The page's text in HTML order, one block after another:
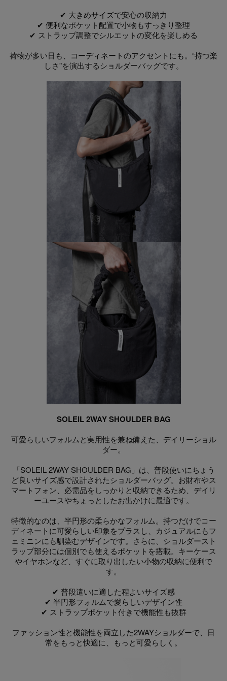
✔ 大きめサイズで安心の収納力
✔ 便利なポケット配置で小物もすっきり整理
✔ ストラップ調整でシルエットの変化を楽しめる
荷物が多い日も、コーディネートのアクセントにも。“持つ楽
しさ”を演出するショルダーバッグです。
SOLEIL 2WAY SHOULDER BAG
可愛らしいフォルムと実用性を兼ね備えた、デイリーショル
ダー。
「SOLEIL 2WAY SHOULDER BAG」は、普段使いにちょう
ど良いサイズ感で設計されたショルダーバッグ。お財布やス
マートフォン、必需品をしっかりと収納できるため、デイリ
ーユースやちょっとしたお出かけに最適です。
特徴的なのは、半円形の柔らかなフォルム。持つだけでコー
ディネートに可愛らしい印象をプラスし、カジュアルにもフ
ェミニンにも馴染むデザインです。さらに、ショルダースト
ラップ部分には個別でも使えるポケットを搭載。キーケース
やイヤホンなど、すぐに取り出したい小物の収納に便利で
す。
✔ 普段遣いに適した程よいサイズ感
✔ 半円形フォルムで愛らしいデザイン性
✔ ストラップポケット付きで機能性も抜群
ファッション性と機能性を両立した2WAYショルダーで、日
常をもっと快適に、もっと可愛らしく。